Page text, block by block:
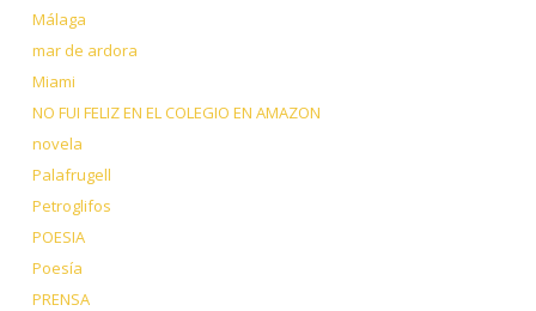
Málaga
mar de ardora
Miami
NO FUI FELIZ EN EL COLEGIO EN AMAZON
novela
Palafrugell
Petroglifos
POESIA
Poesía
PRENSA